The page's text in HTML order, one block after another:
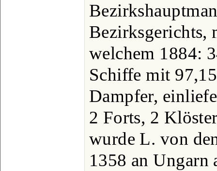
Bezirksgerichts,
welchem 1884:
Schiffe mit
Dampfer,
2 Forts, 2
wurde L. von
1358 an Ungarn